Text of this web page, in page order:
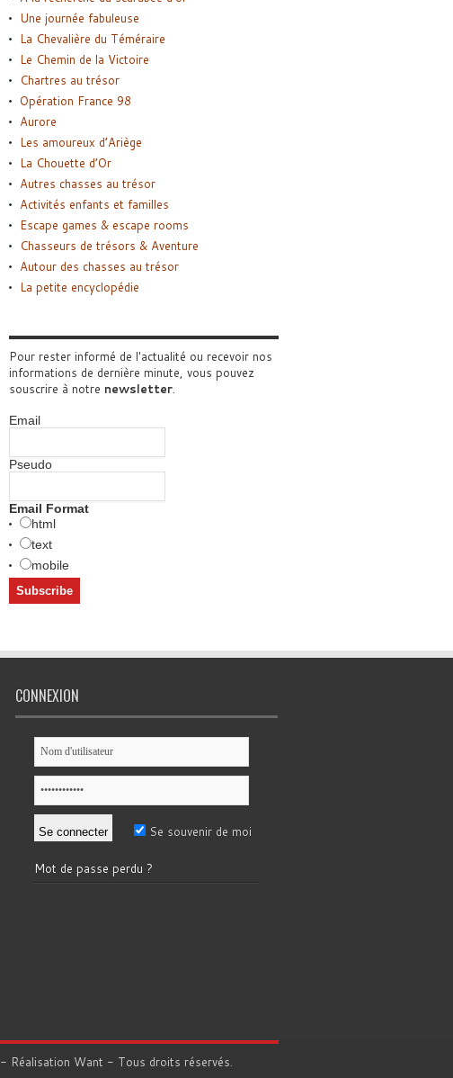
Une journée fabuleuse
La Chevalière du Téméraire
Le Chemin de la Victoire
Chartres au trésor
Opération France 98
Aurore
Les amoureux d’Ariège
La Chouette d’Or
Autres chasses au trésor
Activités enfants et familles
Escape games & escape rooms
Chasseurs de trésors & Aventure
Autour des chasses au trésor
La petite encyclopédie
Pour rester informé de l'actualité ou recevoir nos
informations de dernière minute, vous pouvez
souscrire à notre newsletter.
Email
Pseudo
Email Format
html
text
mobile
CONNEXION
Se souvenir de moi
Mot de passe perdu ?
- Réalisation Want - Tous droits réservés.